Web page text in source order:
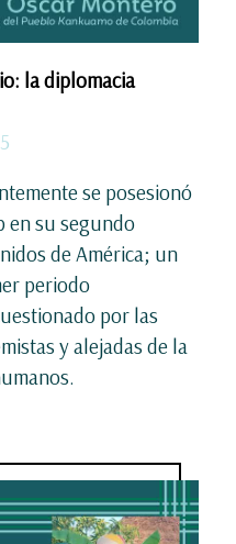
la diplomacia
se posesionó
en su segundo
de América; un
periodo
por las
y alejadas de la